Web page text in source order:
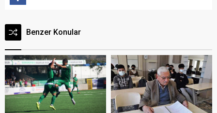
Benzer Konular